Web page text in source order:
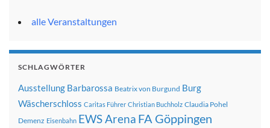
alle Veranstaltungen
SCHLAGWÖRTER
Ausstellung Barbarossa Beatrix von Burgund Burg
Wäscherschloss Caritas Führer Christian Buchholz Claudia Pohel
Demenz Eisenbahn EWS Arena FA Göppingen